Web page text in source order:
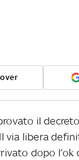
il decreto
via libera
dopo l’ok